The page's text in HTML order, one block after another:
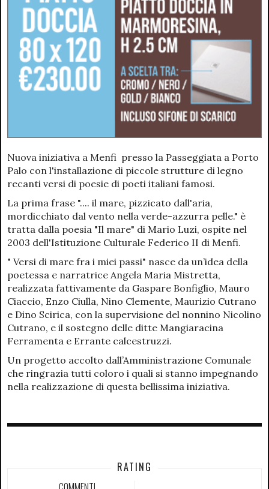
Nuova iniziativa a Menfi presso la Passeggiata a Porto
Palo con l'installazione di piccole strutture di legno
recanti versi di poesie di poeti italiani famosi.
La prima frase ".... il mare, pizzicato dall'aria,
mordicchiato dal vento nella verde-azzurra pelle." è
tratta dalla poesia "Il mare" di Mario Luzi, ospite nel
2003 dell'Istituzione Culturale Federico II di Menfi.
" Versi di mare fra i miei passi" nasce da un’idea della
poetessa e narratrice Angela Maria Mistretta,
realizzata fattivamente da Gaspare Bonfiglio, Mauro
Ciaccio, Enzo Ciulla, Nino Clemente, Maurizio Cutrano
e Dino Scirica, con la supervisione del nonnino Nicolino
Cutrano, e il sostegno delle ditte Mangiaracina
Ferramenta e Errante calcestruzzi.
Un progetto accolto dall’Amministrazione Comunale
che ringrazia tutti coloro i quali si stanno impegnando
nella realizzazione di questa bellissima iniziativa.
RATING